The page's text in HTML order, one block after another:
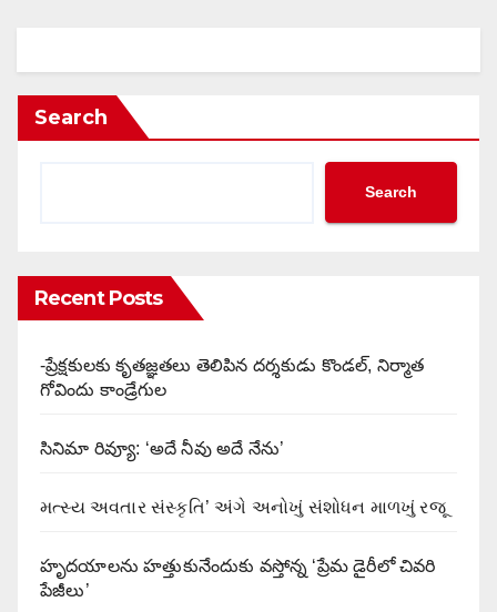
Search
Search
Recent Posts
-ప్రేక్షకులకు కృతజ్ఞతలు తెలిపిన దర్శకుడు కొండల్, నిర్మాత
గోవిందు కాండ్రేగుల
సినిమా రివ్యూ: ‘అదే నీవు అదే నేను’
મત્સ્ય અવતાર સંસ્કૃતિ’ અંગે અનોખું સંશોધન માળખું રજૂ
హృదయాలను హత్తుకునేందుకు వస్తోన్న ‘ప్రేమ డైరీలో చివరి
పేజీలు’